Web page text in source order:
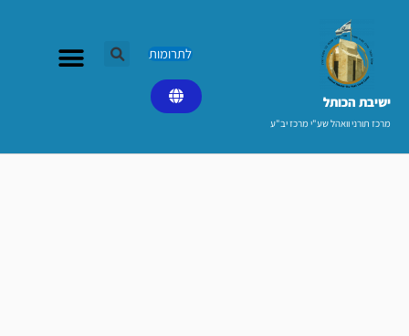
ישיבת הכותל​
מרכז תורני וואהל שע"י מרכז יב"ע
לתרומות